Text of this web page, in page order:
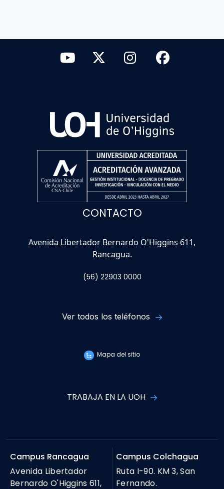
CONTACTO
Avenida Libertador Bernardo O'Higgins 611,
Rancagua.
(56) 22903 0000
Ver todos los teléfonos
Mapa del sitio
TRABAJA EN LA UOH
Campus Rancagua
Avenida Libertador
Bernardo O'Higgins 611,
Campus Colchagua
Ruta I-90. KM 3, San
Fernando.